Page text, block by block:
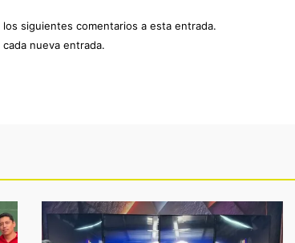
siguientes comentarios a esta entrada.
nueva entrada.